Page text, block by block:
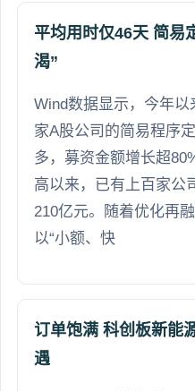
平均用时仅46天 简易
渴”
Wind数据显示，今年
家A股公司的简易程序
多，募资金额增长超
高以来，已有上百家公
210亿元。随着优化再
以“小额、快
订单饱满 科创板新能
遇